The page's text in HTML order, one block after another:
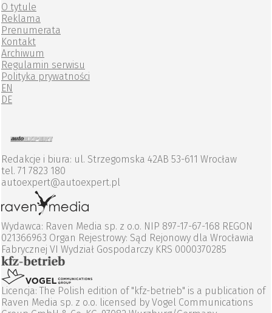
O tytule
Reklama
Prenumerata
Kontakt
Archiwum
Regulamin serwisu
Polityka prywatności
EN
DE
Redakcje i biura: ul. Strzegomska 42AB 53-611 Wrocław
tel. 71 7823 180
autoexpert@autoexpert.pl
Wydawca: Raven Media sp. z o.o. NIP 897-17-67-168 REGON
021366963 Organ Rejestrowy: Sąd Rejonowy dla Wrocławia
Fabrycznej VI Wydział Gospodarczy KRS 0000370285
Licencja: The Polish edition of "kfz-betrieb" is a publication of
Raven Media sp. z o.o. licensed by Vogel Communications